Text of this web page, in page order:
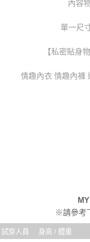
４．使用「AFTEE先享後付
５．嚴禁一人註冊多個帳號
貨到付款(新竹貨運)
每筆NT$120
內容
單一尺
【私密貼身
情趣內衣 情趣內褲
※請參考
試穿人員 身高 / 體重